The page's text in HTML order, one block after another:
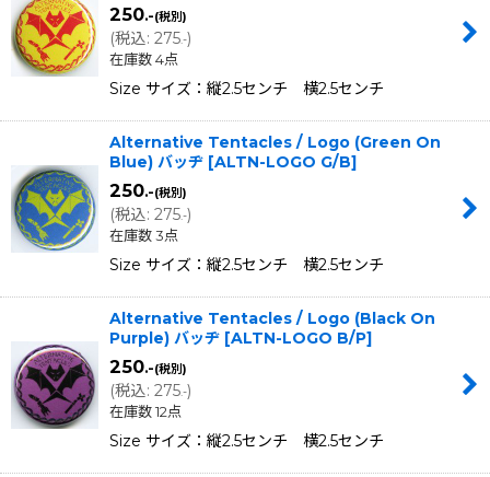
250.-(税別)
(税込: 275.-)
在庫数 4点
Size サイズ：縦2.5センチ 横2.5センチ
Alternative Tentacles / Logo (Green On
Blue) バッヂ [ALTN-LOGO G/B]
250.-(税別)
(税込: 275.-)
在庫数 3点
Size サイズ：縦2.5センチ 横2.5センチ
Alternative Tentacles / Logo (Black On
Purple) バッヂ [ALTN-LOGO B/P]
250.-(税別)
(税込: 275.-)
在庫数 12点
Size サイズ：縦2.5センチ 横2.5センチ